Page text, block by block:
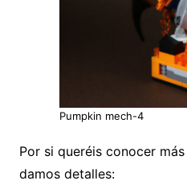
Pumpkin mech-4
Por si queréis conocer
damos detalles: